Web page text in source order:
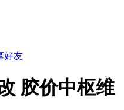
好友
胶价中枢维